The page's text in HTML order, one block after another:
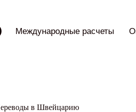
Международные расчеты
в Швейцарию